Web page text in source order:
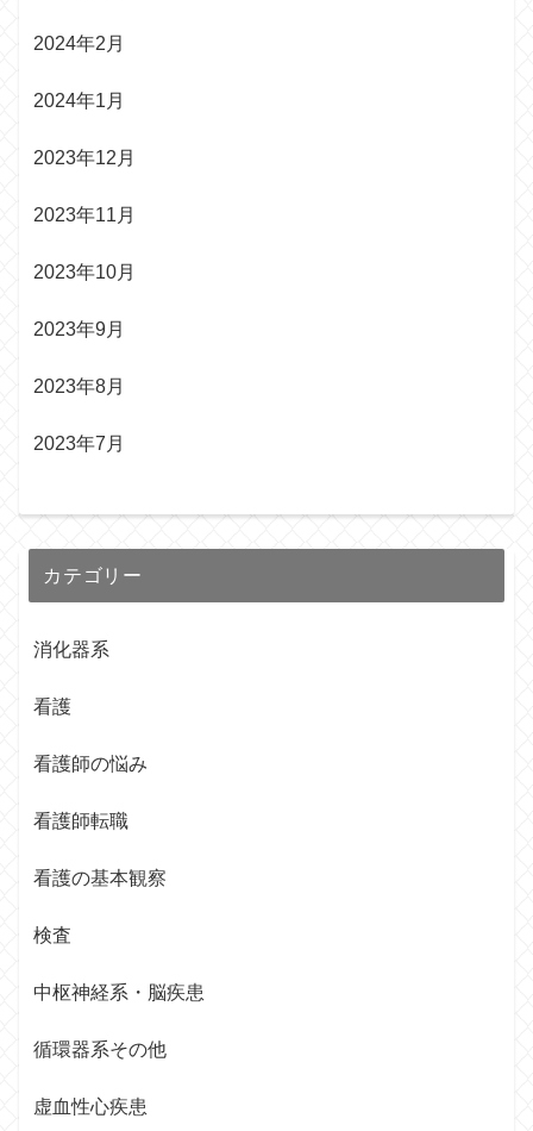
2024年2月
2024年1月
2023年12月
2023年11月
2023年10月
2023年9月
2023年8月
2023年7月
カテゴリー
消化器系
看護
看護師の悩み
看護師転職
看護の基本観察
検査
中枢神経系・脳疾患
循環器系その他
虚血性心疾患